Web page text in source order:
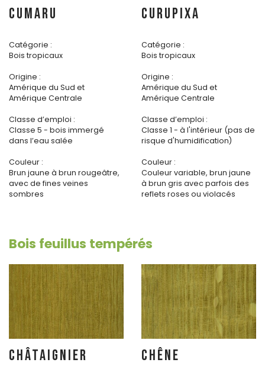
CUMARU
Catégorie :
Bois tropicaux
Origine :
Amérique du Sud et
Amérique Centrale
Classe d’emploi :
Classe 5 - bois immergé
dans l’eau salée
Couleur :
Brun jaune à brun rougeâtre,
avec de fines veines
sombres
CURUPIXA
Catégorie :
Bois tropicaux
Origine :
Amérique du Sud et
Amérique Centrale
Classe d’emploi :
Classe 1 - à l'intérieur (pas de
risque d'humidification)
Couleur :
Couleur variable, brun jaune
à brun gris avec parfois des
reflets roses ou violacés
Bois feuillus tempérés
CHÂTAIGNIER CHÊNE